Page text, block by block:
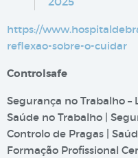
https://
reflexao-sobre-o-cuidar
Controlsafe
Segurança no Trabalho –
Saúde no Trabalho |
Controlo de Pragas |
Formação Profissional